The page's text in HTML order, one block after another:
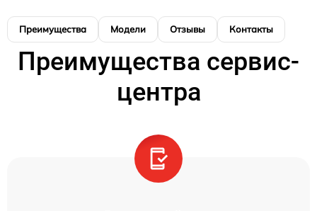
Преимущества Модели Отзывы Контакты
Преимущества сервис-
центра